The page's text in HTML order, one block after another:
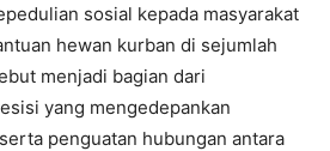
sosial kepada masyarakat
hewan kurban di sejumlah
menjadi bagian dari
yang mengedepankan
penguatan hubungan antara